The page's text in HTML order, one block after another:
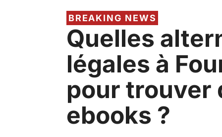
BREAKING NEWS
Quelles
légales à
pour trouver
ebooks ?